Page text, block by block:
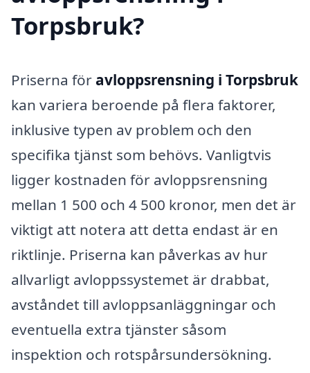
Torpsbruk?
Priserna för avloppsrensning i Torpsbruk
kan variera beroende på flera faktorer,
inklusive typen av problem och den
specifika tjänst som behövs. Vanligtvis
ligger kostnaden för avloppsrensning
mellan 1 500 och 4 500 kronor, men det är
viktigt att notera att detta endast är en
riktlinje. Priserna kan påverkas av hur
allvarligt avloppssystemet är drabbat,
avståndet till avloppsanläggningar och
eventuella extra tjänster såsom
inspektion och rotspårsundersökning.